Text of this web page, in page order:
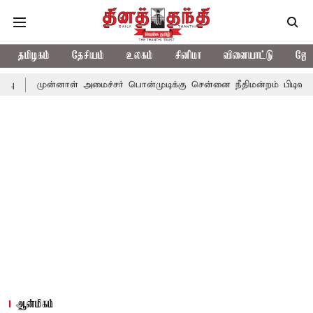
தமிழகம் தேசியம் உலகம் சினிமா விளையாட்டு
அமைச்சர் பொன்முடிக்கு சென்னை நீதிமன்றம் பிடிவாராண்ட்
ஆன்மிகம்